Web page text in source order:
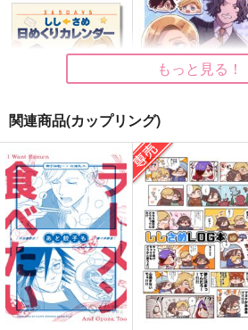
しし←さめ日めくりカ
レンダー
扁桃腺
3,190円（税込）
獅子神敬一×村雨礼二
サンプル
作品詳細
outpoint!
まきもの
574円（税込）
村雨礼二×獅子神敬一
サンプル
作品詳細
もっと見る！
関連商品(カップリング)